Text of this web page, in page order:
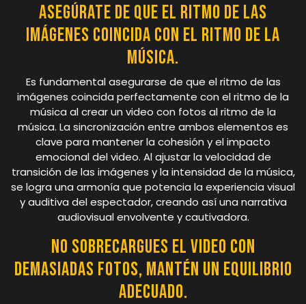
Asegúrate de que el ritmo de las
imágenes coincida con el ritmo de la
música.
Es fundamental asegurarse de que el ritmo de las
imágenes coincida perfectamente con el ritmo de la
música al crear un video con fotos al ritmo de la
música. La sincronización entre ambos elementos es
clave para mantener la cohesión y el impacto
emocional del video. Al ajustar la velocidad de
transición de las imágenes y la intensidad de la música,
se logra una armonía que potencia la experiencia visual
y auditiva del espectador, creando así una narrativa
audiovisual envolvente y cautivadora.
No sobrecargues el video con
demasiadas fotos, mantén un equilibrio
adecuado.